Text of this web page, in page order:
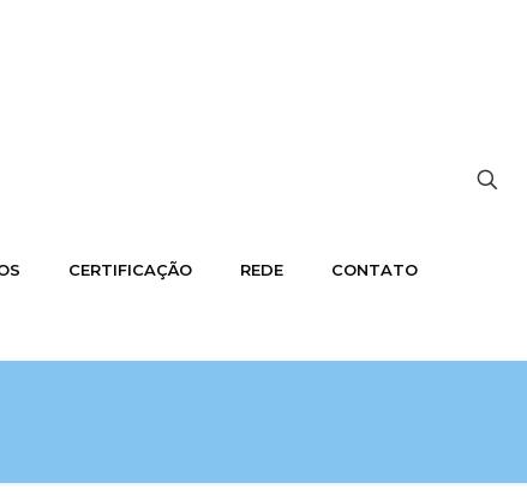
CERTIFICAÇÃO REDE CONTATO